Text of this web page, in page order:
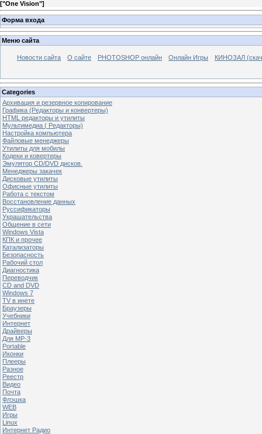
["One Vision"]
Форма входа
Меню сайта
Новости сайта О сайте PHOTOSHOP онлайн Онлайн Игры КИНОЗАЛ
Categories
Архивация и резервное копирование
Графика (Редакторы и конвертеры)
HTML редакторы и утилиты
Мультимедиа ( Редакторы)
Настройка компьютера
Файловые менеджеры
Утилиты для мобилы
Кодеки и ковертеры
Эмулятор CD/DVD дисков.
Менеджеры закачек
Дисковые утилиты
Офисные утилиты
Работа с текстом
Восстановление данных
Руссификаторы
Украшательства
Общение в сети
Windows Vista
КПК и прочее
Катализаторы
Безопасность
Рабочий стол
Диагностика
Переводчик
CD and DVD
Windows 7
TV в инете
Браузеры
Учебники
Интернет
Драйверы
Для MP-3
Portable
Иконки
Плееры
Разное
Реестр
Видео
Почта
Флэшка
WEB
Игры
Linux
Интернет Радио